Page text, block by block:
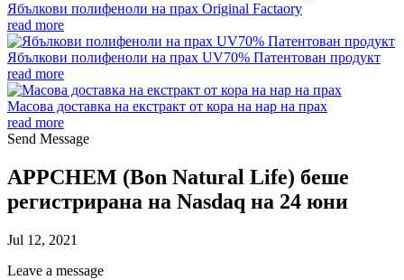
Ябълкови полифеноли на прах Original Factaory
read more
Ябълкови полифеноли на прах UV70% Патентован продукт
read more
Масова доставка на екстракт от кора на нар на прах
read more
Send Message
APPCHEM (Bon Natural Life) беше
регистрирана на Nasdaq на 24 юни
Jul 12, 2021
Leave a message